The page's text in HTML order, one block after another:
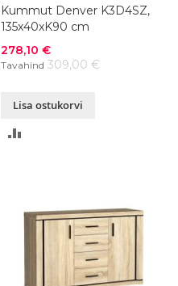
Kummut Denver K3D4SZ,
135x40xK90 cm
Soodushind
278,10 €
Tavahind 309,00 €
Lisa ostukorvi